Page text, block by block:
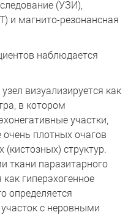
(УЗИ),
и магнито-резонансная
наблюдается
визуализируется как
в котором
участки,
плотных очагов
структур.
ткани паразитарного
гиперэхогенное
определяется
с неровными